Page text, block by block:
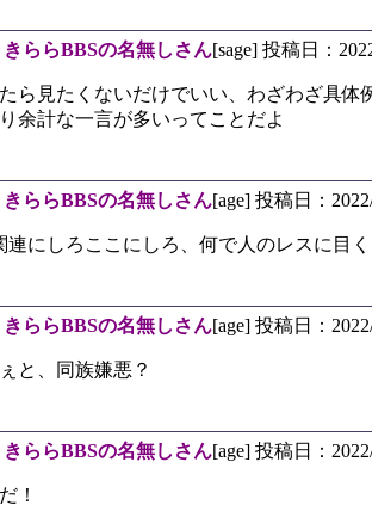
きららBBSの名無しさん[sage] 投稿日：
ら見たくないだけでいい、わざわざ具体
余計な一言が多いってことだよ
きららBBSの名無しさん[age] 投稿日：
連にしろここにしろ、何で人のレスに目
きららBBSの名無しさん[age] 投稿日：
と、同族嫌悪？
きららBBSの名無しさん[age] 投稿日：
！